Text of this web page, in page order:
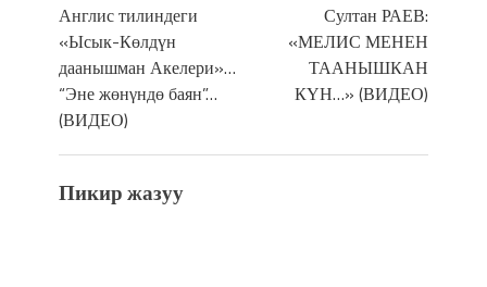
Англис тилиндеги
«Ысык-Көлдүн
даанышман Акелери»…
“Эне жөнγндө баян”…
(ВИДЕО)
Султан РАЕВ:
«МЕЛИС МЕНЕН
ТААНЫШКАН
КҮН…» (ВИДЕО)
Пикир жазуу